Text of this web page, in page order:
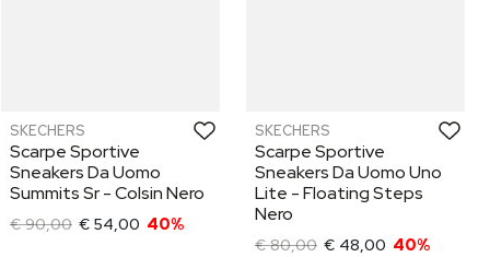
SKECHERS
Scarpe Sportive
Sneakers Da Uomo
Summits Sr - Colsin Nero
€ 90,00 € 54,00 40%
SKECHERS
Scarpe Sportive
Sneakers Da Uomo Uno
Lite - Floating Steps
Nero
€ 80,00 € 48,00 40%